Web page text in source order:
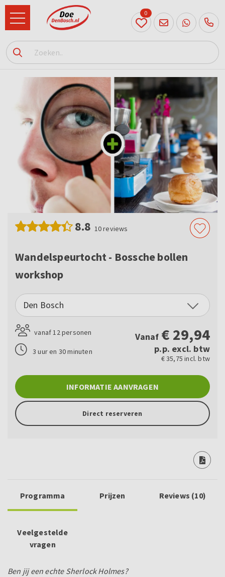
073
614
89 72
0
8.8 10reviews
Wandelspeurtocht - Bossche bollen
workshop
Den Bosch
vanaf 12 personen
3 uur en 30 minuten
Vanaf € 29,94
p.p. excl. btw
€ 35,75 incl. btw
INFORMATIE AANVRAGEN
Direct reserveren
Programma Prijzen Reviews (10)
Veelgestelde
vragen
Ben jij een echte Sherlock Holmes?